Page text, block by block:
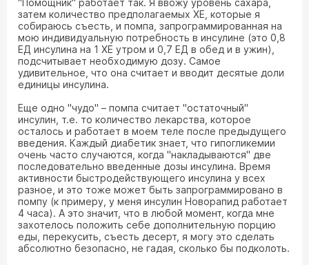
"Помощник" работает так. Я ввожу уровень сахара,
затем количество предполагаемых ХЕ, которые я
собираюсь съесть, и помпа, запрограммированная на
мою индивидуальную потребность в инсулине (это 0,8
ЕД инсулина на 1 ХЕ утром и 0,7 ЕД в обед и в ужин),
подсчитывает необходимую дозу. Самое
удивительное, что она считает и вводит десятые доли
единицы инсулина.
Еще одно "чудо" – помпа считает "остаточный"
инсулин, т.е. то количество лекарства, которое
осталось и работает в моем теле после предыдущего
введения. Каждый диабетик знает, что гипогликемии
очень часто случаются, когда "накладываются" две
последовательно введенные дозы инсулина. Время
активности быстродействующего инсулина у всех
разное, и это тоже может быть запрограммировано в
помпу (к примеру, у меня инсулин Новорапид работает
4 часа). А это значит, что в любой момент, когда мне
захотелось положить себе дополнительную порцию
еды, перекусить, съесть десерт, я могу это сделать
абсолютно безопасно, не гадая, сколько бы подколоть.